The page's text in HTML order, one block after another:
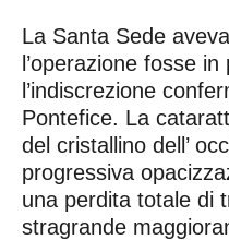
La Santa Sede
l’operazione fosse
l’indiscrezione
Pontefice. La
del cristallino dell’
progressiva
una perdita totale di
stragrande